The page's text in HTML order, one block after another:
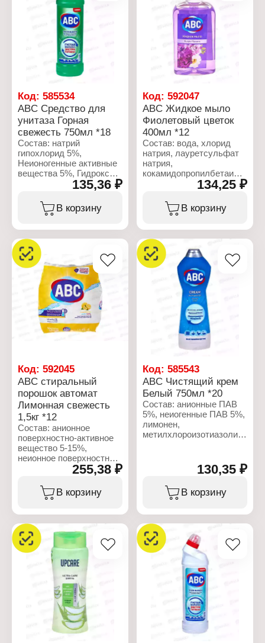
Тип товара:
Отбеливатель
Назначение: для стирки
"Максимальная защита"
Объем: 1 л
Тип товара: Средство
для стирки
Название: "Lemon
Freshness"
Действие: защита цвета,
глубокая очистка
Тип стирки: автомат
Вес: 3 кг
Код: 585534
ABC Средство для
унитаза Горная
свежесть 750мл *18
Состав: натрий
гипохлорид 5%,
Неионогенные активные
вещества 5%, Гидроксид
натрия 5%, мыло,
парфюмерное средство.
Характеристики:
средство
Назначение: для унитаза
Аромат: "Горная
Свежесть"
Объем: 750 мл
135,36 ₽
В корзину
Код:592047
ABC Жидкое мыло
Фиолетовый цветок
400мл *12
Состав: вода, хлорид
натрия, лауретсульфат
натрия,
кокамидопропилбетаин,
глицерин,тетранатрий
ЭДТА, отдушка(гексил
циннамал),
метилхлоризотиазолинон,
метилизотиазолинон, CI
60730, CI 17200.
Характеристики:
Бренд: ABC
Тип товара: Жидкое
Аромат: "Фиолетовый
Объем: 400 мл
дозатором
134,25 ₽
В корзину
Код: 592045
ABC стиральный
порошок автомат
Лимонная свежесть
1,5кг *12
Состав: анионное
поверхностно-активное
вещество 5-15%,
неионное поверхностно-
активное вещество,
фосфонат, кислородный
отбеливатель, мыло,
отдушка.
Характеристики:
Бренд: ABC
Тип товара: Средство
для стирки
Название: "Lemon
Freshness"
Действие: защита цвета,
глубокая очистка
Тип стирки: автомат
255,38 ₽
В корзину
Код:585543
ABC Чистящий крем
Белый 750мл *20
Состав: анионные ПАВ
5%, неиогенные ПАВ 5%,
лимонен,
метилхлороизотиазолинон,
Характеристики:
Тип товара: Чистящее
средство
жир, масло, въевшуюся
грязь
Форма выпуска: крем
Объем: 750 мл
130,35 ₽
В корзину